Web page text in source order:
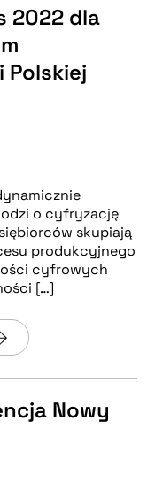
2022 dla
o cyfryzację
skupiają
produkcyjnego
cyfrowych
[…]
Nowy